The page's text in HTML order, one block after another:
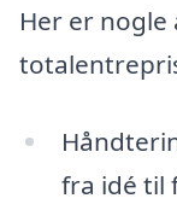
Her er nogle
fra idé